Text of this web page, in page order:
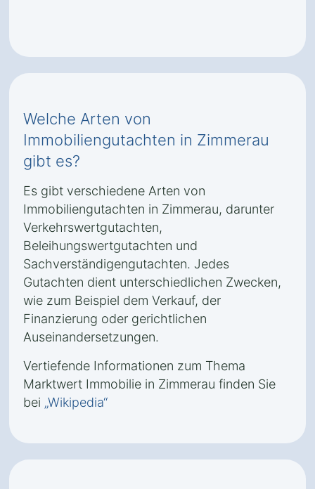
Welche Arten von
Immobiliengutachten in Zimmerau
gibt es?
Es gibt verschiedene Arten von
Immobiliengutachten in Zimmerau, darunter
Verkehrswertgutachten,
Beleihungswertgutachten und
Sachverständigengutachten. Jedes
Gutachten dient unterschiedlichen Zwecken,
wie zum Beispiel dem Verkauf, der
Finanzierung oder gerichtlichen
Auseinandersetzungen.
Vertiefende Informationen zum Thema
Marktwert Immobilie in Zimmerau finden Sie
bei „Wikipedia“